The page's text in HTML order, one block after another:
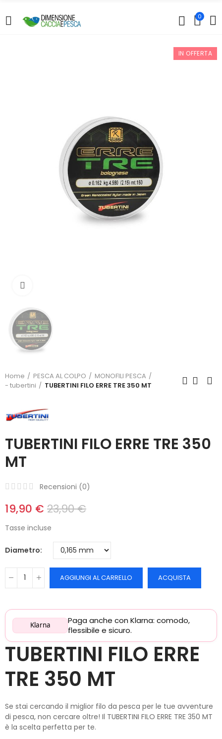
0
IN OFFERTA
Home PESCA AL COLPO
MONOFILI PESCA
- tubertini
TUBERTINI FILO ERRE TRE 350 MT
TUBERTINI FILO ERRE TRE 350
MT
Recensioni (0)
19,90 € 23,90 €
Tasse incluse
Diametro
AGGIUNGI AL CARRELLO ACQUISTA
Klarna
Paga anche con Klarna: comodo,
flessibile e sicuro.
TUBERTINI FILO ERRE
TRE 350 MT
Se stai cercando il miglior filo da pesca per le tue avventure
di pesca, non cercare oltre! Il TUBERTINI FILO ERRE TRE 350 MT
è la scelta perfetta per te.